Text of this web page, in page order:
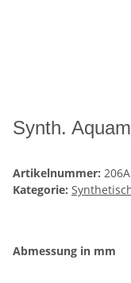
Synth.
Artikelnummer:
Kategorie:
Abmessung in mm